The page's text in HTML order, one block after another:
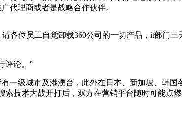
代理商或者是战略合作伙伴。
各位员工自觉卸载360公司的一切产品，it部门
评论。”
一级城市及港澳台，此外在日本、新加坡、韩
技术大战开打后，双方在营销平台随时可能点燃